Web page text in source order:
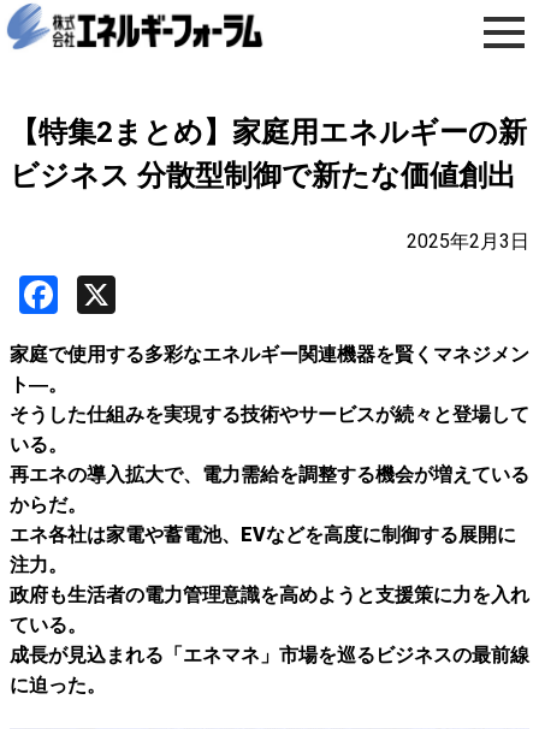
【特集2まとめ】家庭用エネルギーの新
ビジネス 分散型制御で新たな価値創出
2025年2月3日
Facebook
家庭で使用する多彩なエネルギー関連機器を賢くマネジメン
ト―。
そうした仕組みを実現する技術やサービスが続々と登場して
いる。
再エネの導入拡大で、電力需給を調整する機会が増えている
からだ。
エネ各社は家電や蓄電池、EVなどを高度に制御する展開に
注力。
政府も生活者の電力管理意識を高めようと支援策に力を入れ
ている。
成長が見込まれる「エネマネ」市場を巡るビジネスの最前線
に迫った。